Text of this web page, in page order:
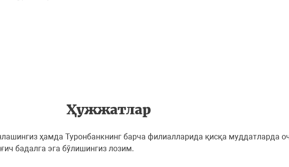
Ҳужжатлар
ҳамда Туронбанкнинг барча филиалларида қисқа муддатларда
бадалга эга бўлишингиз лозим.